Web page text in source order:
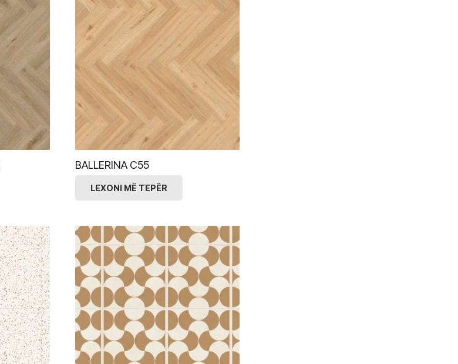
BALLERINA C55
LEXONI MË TEPËR